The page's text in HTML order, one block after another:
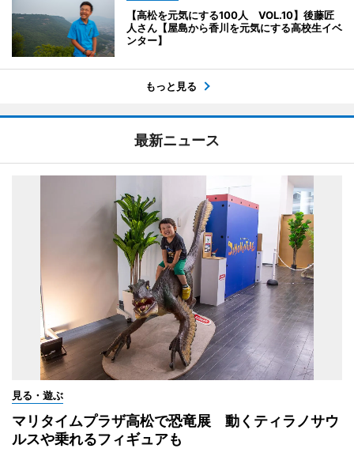
【高松を元気にする100人 VOL.10】後藤匠
人さん【屋島から香川を元気にする高校生イベ
ンター】
もっと見る
最新ニュース
見る・遊ぶ
マリタイムプラザ高松で恐竜展 動くティラノサウ
ルスや乗れるフィギュアも